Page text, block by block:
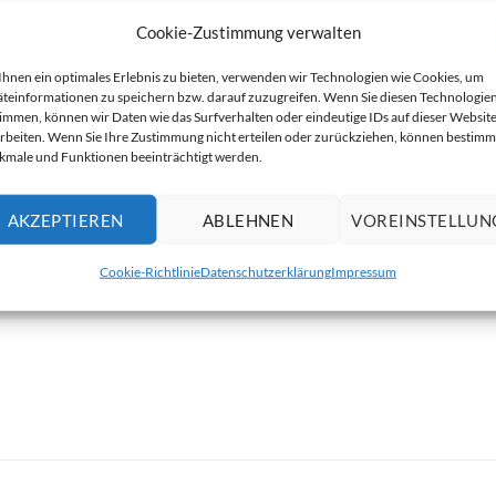
Cookie-Zustimmung verwalten
ein optimales Erlebnis zu bieten, verwenden wir Technologien wie Cookies, um
zu speichern bzw. darauf zuzugreifen. Wenn Sie diesen Technologien
können wir Daten wie das Surfverhalten oder eindeutige IDs auf dieser Website
Wenn Sie Ihre Zustimmung nicht erteilen oder zurückziehen, können
und Funktionen beeinträchtigt werden.
AKZEPTIEREN ABLEHNEN
Cookie-RichtlinieDatenschutzerklärungImpressum
Durchmesser oben A: 163 mm
Durchmesser unten C: 110 mm